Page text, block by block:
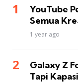
YouTube
Semua
1 year ago
Galaxy Z
Tapi